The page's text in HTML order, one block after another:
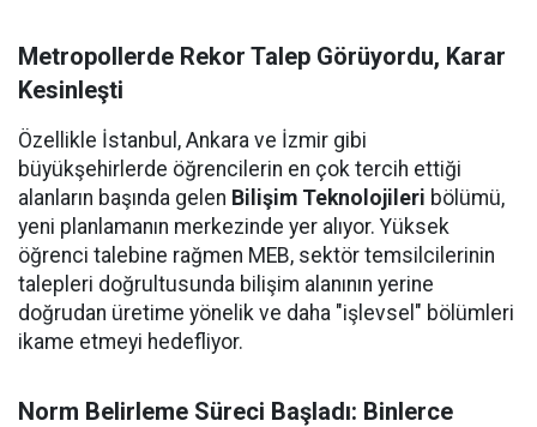
Metropollerde Rekor Talep Görüyordu, Karar
Kesinleşti
Özellikle İstanbul, Ankara ve İzmir gibi
büyükşehirlerde öğrencilerin en çok tercih ettiği
alanların başında gelen Bilişim Teknolojileri bölümü,
yeni planlamanın merkezinde yer alıyor. Yüksek
öğrenci talebine rağmen MEB, sektör temsilcilerinin
talepleri doğrultusunda bilişim alanının yerine
doğrudan üretime yönelik ve daha "işlevsel" bölümleri
ikame etmeyi hedefliyor.
Norm Belirleme Süreci Başladı: Binlerce